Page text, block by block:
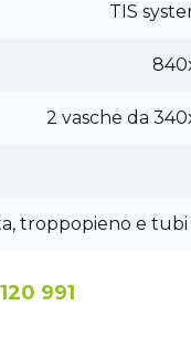
TIS
2 vasche da
troppopieno e tubi
991